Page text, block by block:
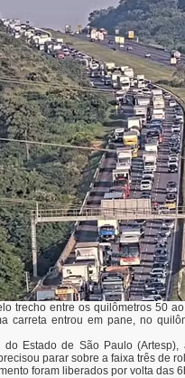
trecho entre os quilômetros 50
carreta entrou em pane, no
Estado de São Paulo
parar sobre a faixa três de
foram liberados por volta das